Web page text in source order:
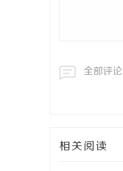
全部评论
相关阅读